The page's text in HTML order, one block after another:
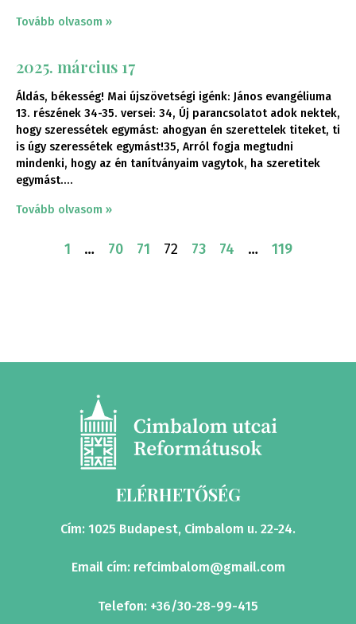
Tovább olvasom »
2025. március 17
Áldás, békesség! Mai újszövetségi igénk: János evangéliuma
13. részének 34-35. versei: 34, Új parancsolatot adok nektek,
hogy szeressétek egymást: ahogyan én szerettelek titeket, ti
is úgy szeressétek egymást!35, Arról fogja megtudni
mindenki, hogy az én tanítványaim vagytok, ha szeretitek
egymást.
Tovább olvasom »
1 … 70 71 72 73 74 … 119
ELÉRHETŐSÉG
Cím: 1025 Budapest, Cimbalom u. 22-24.
Email cím: refcimbalom@gmail.com
Telefon: +36/30-28-99-415